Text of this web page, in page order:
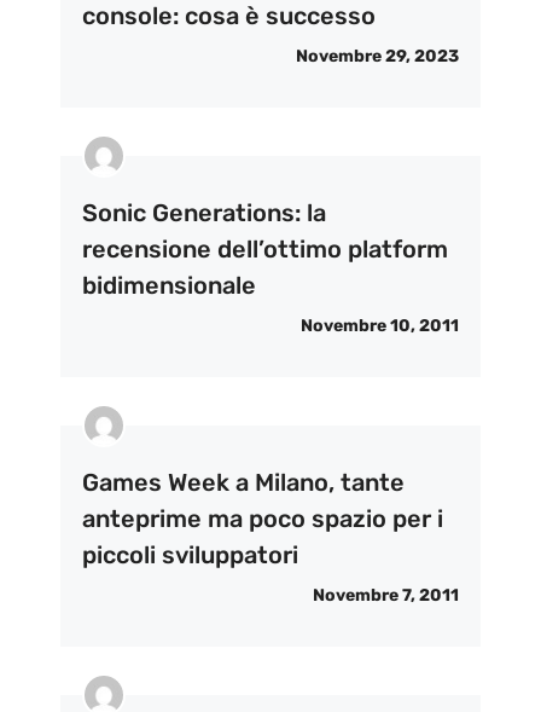
console: cosa è successo
Novembre 29, 2023
Sonic Generations: la
recensione dell’ottimo platform
bidimensionale
Novembre 10, 2011
Games Week a Milano, tante
anteprime ma poco spazio per i
piccoli sviluppatori
Novembre 7, 2011